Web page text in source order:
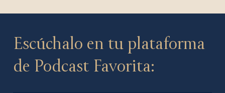
Escúchalo en tu plataforma
de Podcast Favorita: